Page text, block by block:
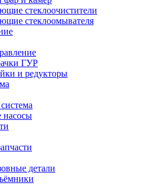
стеклоочистители
стеклоомывателя
ГУР
и редукторы
насосы
детали